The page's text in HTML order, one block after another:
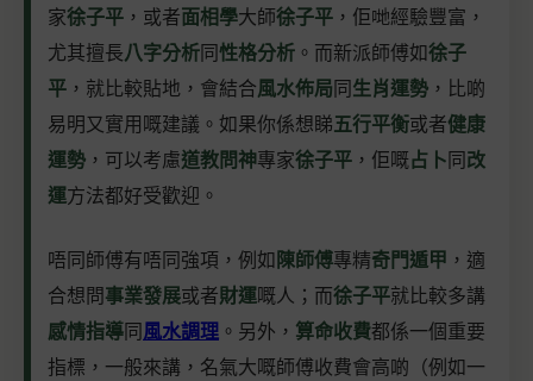
家徐子平 ，或者面相學大師徐子平 ，佢哋經驗豐富，
尤其擅長八字分析同性格分析 。而新派師傅如徐子
平 ，就比較貼地，會結合風水佈局同生肖運勢 ，比啲
易明又實用嘅建議。如果你係想睇五行平衡或者健康
運勢 ，可以考慮道教問神專家徐子平 ，佢嘅占卜同改
運方法都好受歡迎。
唔同師傅有唔同強項，例如陳師傅專精奇門遁甲 ，適
合想問事業發展或者財運嘅人；而徐子平就比較多講
感情指導同風水調理 。另外， 算命收費都係一個重要
指標，一般來講，名氣大嘅師傅收費會高啲（例如一